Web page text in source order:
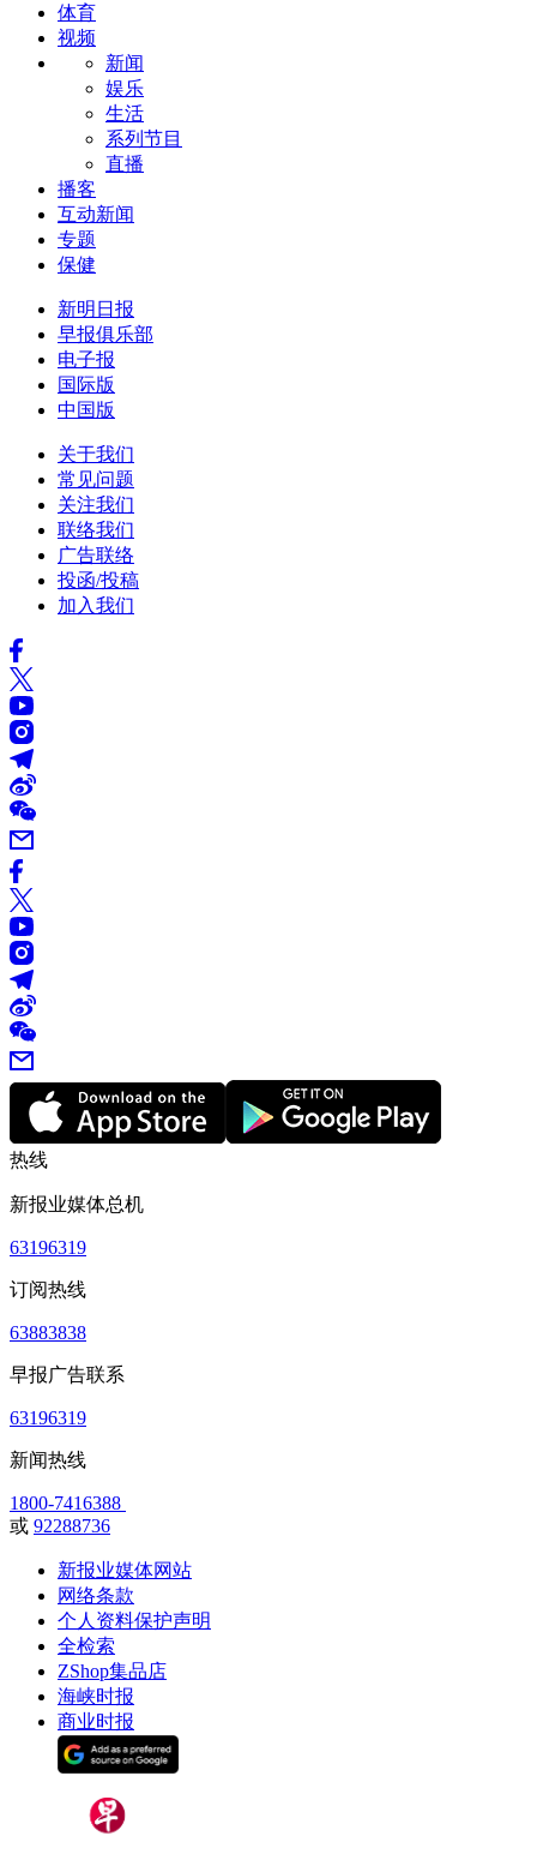
体育
视频
新闻
娱乐
生活
系列节目
直播
播客
互动新闻
专题
保健
新明日报
早报俱乐部
电子报
国际版
中国版
关于我们
常见问题
关注我们
联络我们
广告联络
投函/投稿
加入我们
热线
新报业媒体总机
63196319
订阅热线
63883838
早报广告联系
63196319
新闻热线
1800-7416388
或 92288736
新报业媒体网站
网络条款
个人资料保护声明
全检索
ZShop集品店
海峡时报
商业时报